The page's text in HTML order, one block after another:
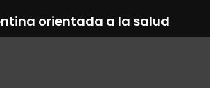
orientada a la salud